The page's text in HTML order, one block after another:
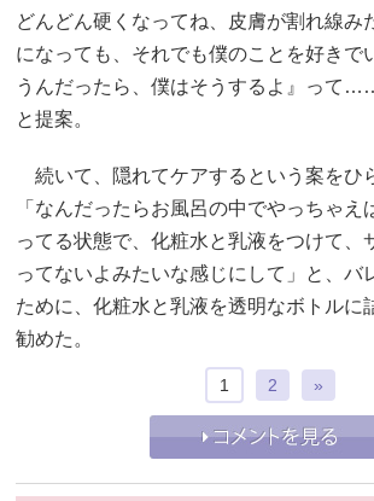
どんどん硬くなってね、皮膚が割れ線み
になっても、それでも僕のことを好きで
うんだったら、僕はそうするよ』って
と提案。
続いて、隠れてケアするという案をひ
「なんだったらお風呂の中でやっちゃえ
ってる状態で、化粧水と乳液をつけて、
ってないよみたいな感じにして」と、バ
ために、化粧水と乳液を透明なボトルに
勧めた。
1 2 »